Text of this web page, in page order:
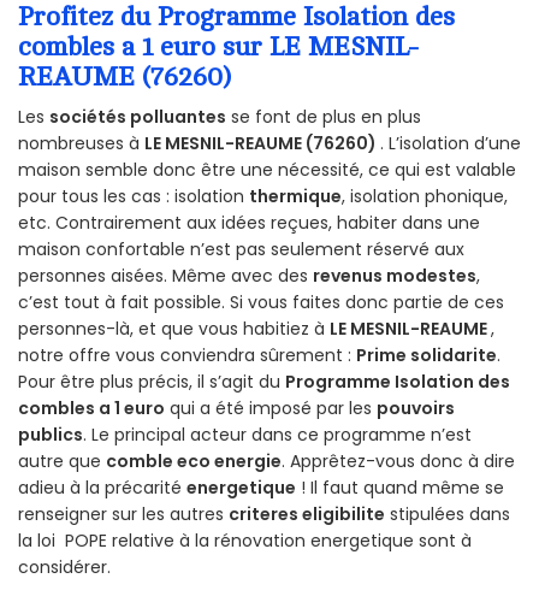
Profitez du Programme Isolation des
combles a 1 euro sur LE MESNIL-
REAUME (76260)
Les sociétés polluantes se font de plus en plus
nombreuses à LE MESNIL-REAUME (76260) . L’isolation d’une
maison semble donc être une nécessité, ce qui est valable
pour tous les cas : isolation thermique, isolation phonique,
etc. Contrairement aux idées reçues, habiter dans une
maison confortable n’est pas seulement réservé aux
personnes aisées. Même avec des revenus modestes,
c’est tout à fait possible. Si vous faites donc partie de ces
personnes-là, et que vous habitiez à LE MESNIL-REAUME,
notre offre vous conviendra sûrement : Prime solidarite.
Pour être plus précis, il s’agit du Programme Isolation des
combles a 1 euro qui a été imposé par les pouvoirs
publics. Le principal acteur dans ce programme n’est
autre que comble eco energie. Apprêtez-vous donc à dire
adieu à la précarité energetique ! Il faut quand même se
renseigner sur les autres criteres eligibilite stipulées dans
la loi POPE relative à la rénovation energetique sont à
considérer.